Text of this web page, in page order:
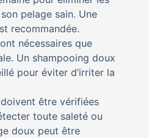
pelage sain. Une
recommandée.
nécessaires que
Un shampooing doux
pour éviter d’irriter la
être vérifiées
toute saleté ou
doux peut être